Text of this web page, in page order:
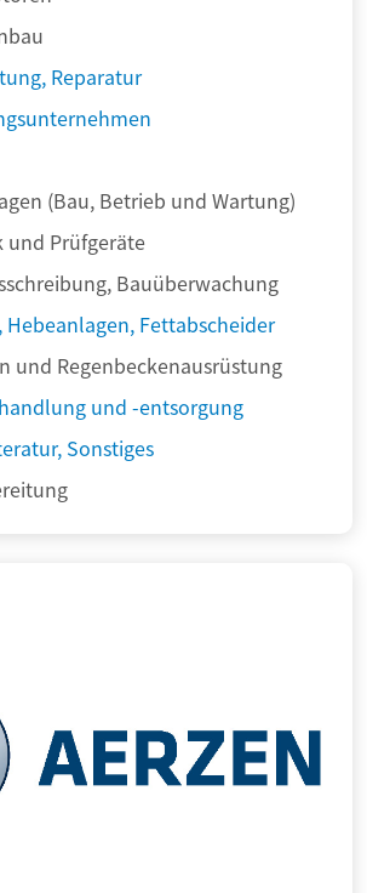
Reparatur
(Bau, Betrieb und Wartung)
und Prüfgeräte
Bauüberwachung
Fettabscheider
und Regenbeckenausrüstung
und -entsorgung
Sonstiges